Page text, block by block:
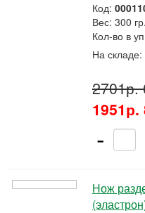
Код:
Вес: 300 гр.
Кол-во в
На складе:
2701р.
1951р.
-
Нож